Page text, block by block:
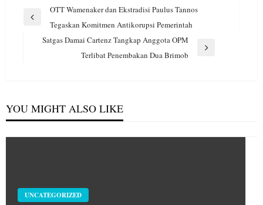
Navigasi
pos
Previous
OTT Wamenaker dan Ekstradisi Paulus Tannos
Tegaskan Komitmen Antikorupsi Pemerintah
Satgas Damai Cartenz Tangkap Anggota OPM
Terlibat Penembakan Dua Brimob
YOU MIGHT ALSO LIKE
UNCATEGORIZED